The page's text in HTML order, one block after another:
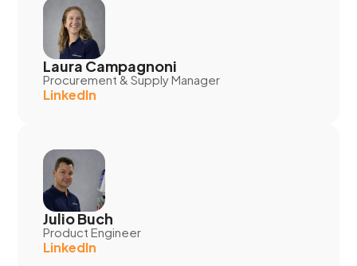
Laura Campagnoni
Procurement & Supply Manager
LinkedIn
Julio Buch
Product Engineer
LinkedIn